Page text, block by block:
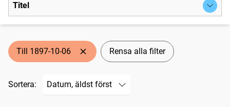
Titel
Till 1897-10-06 Rensa alla filter
Sortera: